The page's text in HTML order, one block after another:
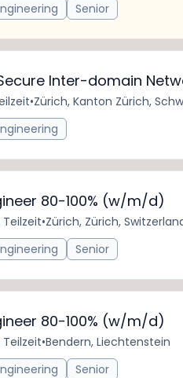
Senior
Inter-domain
•Zürich, Kanton Zürich,
80-100% (w/m/d)
•Zürich, Zürich,
Senior
80-100% (w/m/d)
•Bendern, Liechtenstein
Senior